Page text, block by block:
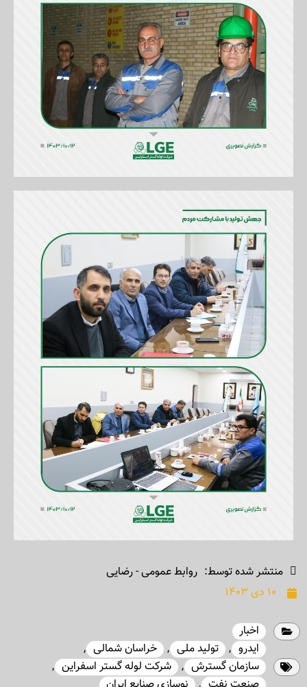
منتشر شده توسط: روابط عمومی - رضایی
۱۰ دی ۱۴۰۳
اخبار
ایدرو , تولید ملی , خراسان شمالی ,
سازمان گسترش , شرکت لوله گستر اسفراین ,